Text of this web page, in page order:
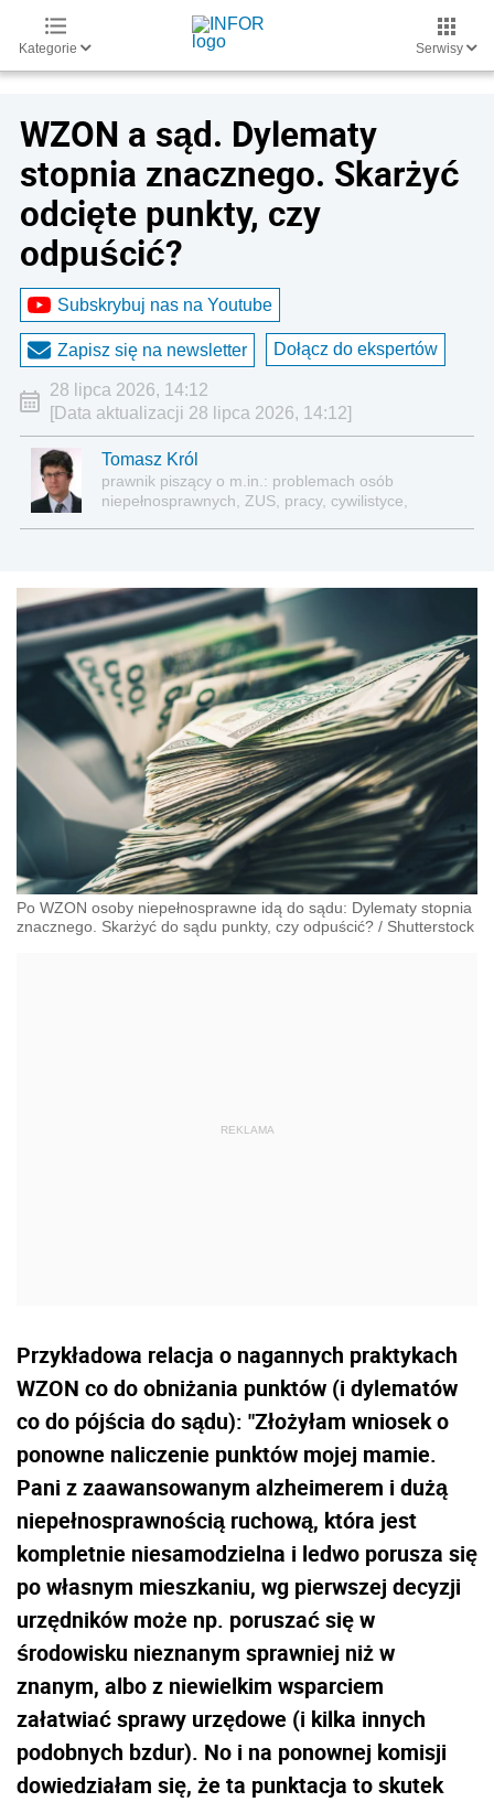
Kategorie Serwisy
WZON a sąd. Dylematy
stopnia znacznego. Skarżyć
odcięte punkty, czy
odpuścić?
Subskrybuj nas na Youtube
Zapisz się na newsletter Dołącz do ekspertów
28 lipca 2026, 14:12
[Data aktualizacji 28 lipca 2026, 14:12]
Tomasz Król
prawnik piszący o m.in.: problemach osób
niepełnosprawnych, ZUS, pracy, cywilistyce,
Po WZON osoby niepełnosprawne idą do sądu: Dylematy stopnia
znacznego. Skarżyć do sądu punkty, czy odpuścić? / Shutterstock
Przykładowa relacja o nagannych praktykach
WZON co do obniżania punktów (i dylematów
co do pójścia do sądu): "Złożyłam wniosek o
ponowne naliczenie punktów mojej mamie.
Pani z zaawansowanym alzheimerem i dużą
niepełnosprawnością ruchową, która jest
kompletnie niesamodzielna i ledwo porusza się
po własnym mieszkaniu, wg pierwszej decyzji
urzędników może np. poruszać się w
środowisku nieznanym sprawniej niż w
znanym, albo z niewielkim wsparciem
załatwiać sprawy urzędowe (i kilka innych
podobnych bzdur). No i na ponownej komisji
dowiedziałam się, że ta punktacja to skutek